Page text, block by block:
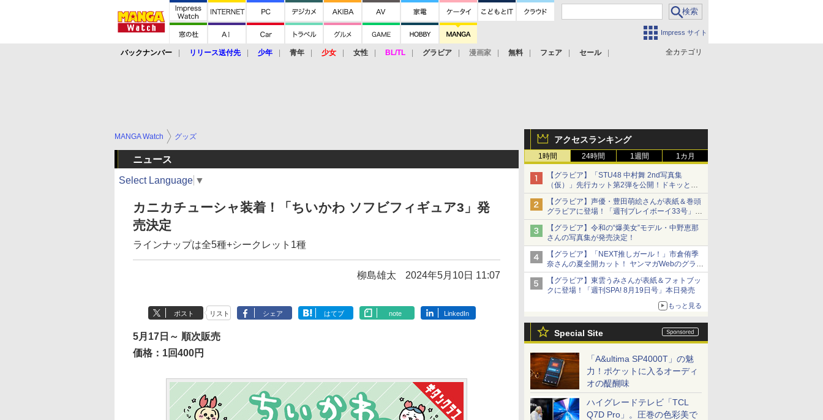
Impress サイト
全カテゴリ
バックナンバー リリース送付先 少年 青年 少女 女性 BL/TL グラビア 漫画家 無料 フェア セール
アクセスランキング
1時間 24時間 1週間 1カ月
【グラビア】「STU48 中村舞 2nd写真集
（仮）」先行カット第2弾を公開！ドキッとす
るランジェリーカットなど新たな挑戦
【グラビア】声優・豊田萌絵さんが表紙＆巻頭
グラビアに登場！「週刊プレイボーイ33号」本
日発売
【グラビア】令和の“爆美女”モデル・中野恵那
さんの写真集が発売決定！
【グラビア】「NEXT推しガール！」市倉侑季
奈さんの夏全開カット！ ヤンマガWebのグラビ
ア公開
【グラビア】東雲うみさんが表紙＆フォトブッ
クに登場！「週刊SPA! 8月19日号」本日発売
もっと見る
Special Site
「A&ultima SP4000T」の魅
力！ポケットに入るオーディ
オの醍醐味
ハイグレードテレビ「TCL
Q7D Pro」。圧巻の色彩美で
MANGA Watch グッズ
ニュース
Select Language ▼
カニカチューシャ装着！「ちいかわ ソフビフィギュア3」発
売決定
ラインナップは全5種+シークレット1種
柳島雄太 2024年5月10日 11:07
ポスト リスト シェア はてブ note LinkedIn
5月17日～ 順次販売
価格：1回400円